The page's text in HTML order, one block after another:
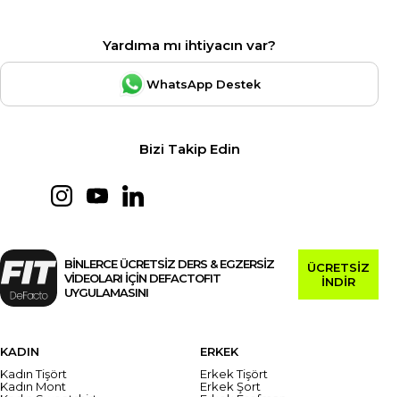
Yardıma mı ihtiyacın var?
WhatsApp Destek
Bizi Takip Edin
BİNLERCE ÜCRETSİZ DERS & EGZERSİZ
VİDEOLARI İÇİN DEFACTOFIT
UYGULAMASINI
ÜCRETSİZ
İNDİR
KADIN
Kadın Tişört
Kadın Mont
ERKEK
Erkek Tişört
Erkek Şort